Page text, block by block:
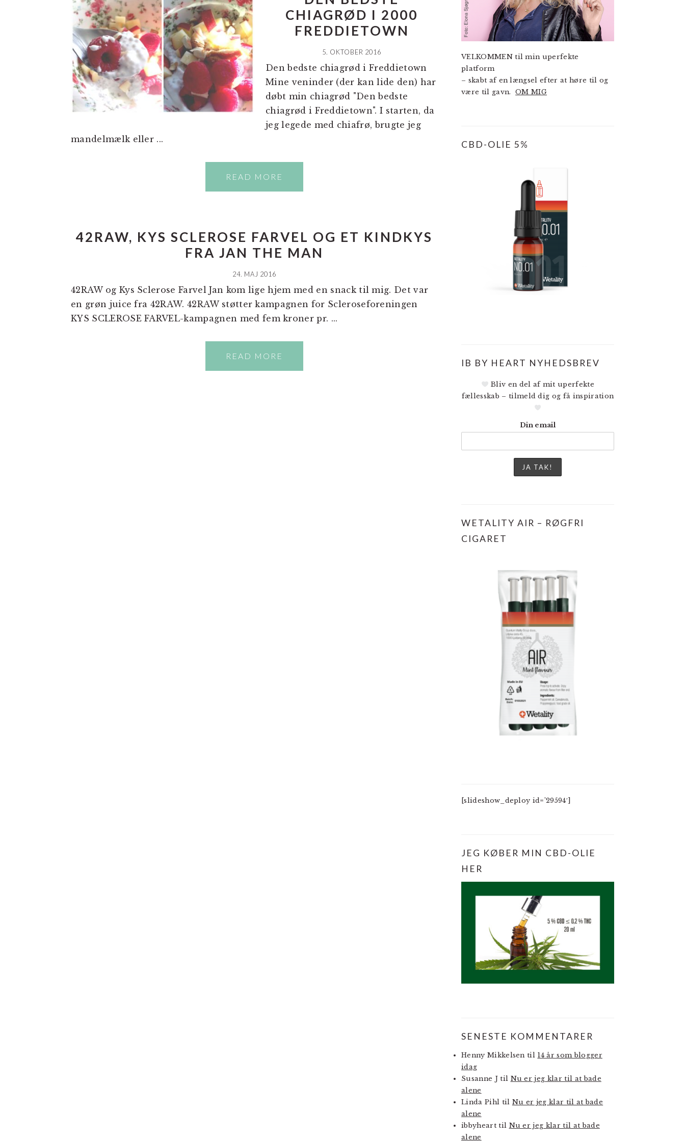
CHIAGRØD I 2000
FREDDIETOWN
5. OKTOBER 2016
Den bedste chiagrød i Freddietown
Mine veninder (der kan lide den) har
døbt min chiagrød "Den bedste
chiagrød i Freddietown". I starten, da
jeg legede med chiafrø, brugte jeg
mandelmælk eller ...
READ MORE
42RAW, KYS SCLEROSE FARVEL OG ET KINDKYS
FRA JAN THE MAN
24. MAJ 2016
42RAW og Kys Sclerose Farvel Jan kom lige hjem med en snack til mig. Det var
en grøn juice fra 42RAW. 42RAW støtter kampagnen for Scleroseforeningen
KYS SCLEROSE FARVEL-kampagnen med fem kroner pr. ...
READ MORE
VELKOMMEN til min uperfekte
platform
– skabt af en længsel efter at høre til og
være til gavn.OM MIG
CBD-OLIE 5%
IB BY HEART NYHEDSBREV
Bliv en del af mit uperfekte
fællesskab – tilmeld dig og få inspiration
Din email
WETALITY AIR – RØGFRI
CIGARET
[slideshow_deploy id=’29594′]
JEG KØBER MIN CBD-OLIE
HER
SENESTE KOMMENTARER
Henny Mikkelsen til 14 år som blogger
idag
Susanne Jtil Nu er jeg klar til at bade
alene
Linda Pihl til Nu er jeg klar til at bade
alene
ibbyhearttil Nu er jeg klar til at bade
alene